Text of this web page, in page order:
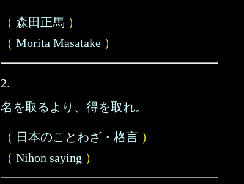
（ 森田正馬 ）
（ Morita Masatake ）
2.
名を取るより、得を取れ。
（ 日本のことわざ・格言 ）
（ Nihon saying ）